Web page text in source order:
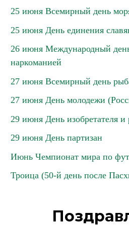
25 июня Всемирный день
25 июня День единения
26 июня Международный
наркоманией
27 июня Всемирный день
27 июня День молодежи
29 июня День изобретателя и
29 июня День партизан
Июнь Чемпионат мира по
Троица (50-й день после